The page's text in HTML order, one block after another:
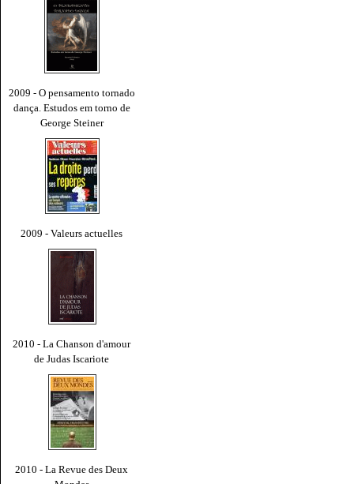
2009 - O pensamento tornado
dança. Estudos em torno de
George Steiner
2009 - Valeurs actuelles
2010 - La Chanson d'amour
de Judas Iscariote
2010 - La Revue des Deux